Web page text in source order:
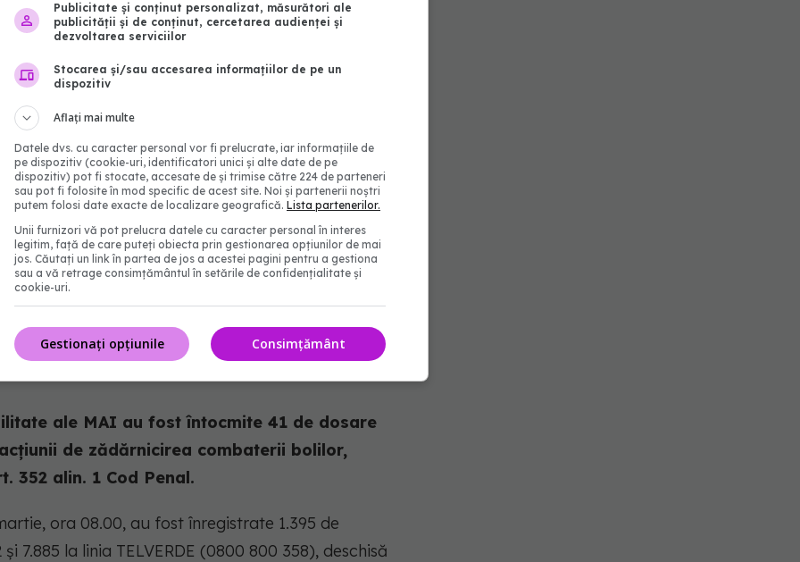
frontieră din aeroportul Cluj-Napoca, în baza
Direcția de Sănătate Publică a dispus
sa fie expediate în Italia și conțineau
menaj, 400 măști de unică folosință , 45 de
botoși protecție încălțăminte.
a întocmit actele de sesizare a organelor de
întrucât aceștia nu au respectat măsurile de
au fost aplicate sancțiuni contravenționale
ale MAI au fost întocmite 41 de dosare
de zădărnicirea combaterii bolilor,
352 alin. 1 Cod Penal.
ora 08.00, au fost înregistrate 1.395 de
7.885 la linia TELVERDE (0800 800 358), deschisă
Publicitate și conținut personalizat, măsurători ale
publicității și de conținut, cercetarea audienței și
dezvoltarea serviciilor
Stocarea și/sau accesarea informațiilor de pe un
dispozitiv
Aflați mai multe
Datele dvs. cu caracter personal vor fi prelucrate, iar informațiile de
pe dispozitiv (cookie-uri, identificatori unici și alte date de pe
dispozitiv) pot fi stocate, accesate de și trimise către 224 de parteneri
sau pot fi folosite în mod specific de acest site. Noi și partenerii noștri
putem folosi date exacte de localizare geografică. Lista partenerilor.
Unii furnizori vă pot prelucra datele cu caracter personal în interes
legitim, față de care puteți obiecta prin gestionarea opțiunilor de mai
jos. Căutați un link în partea de jos a acestei pagini pentru a gestiona
sau a vă retrage consimțământul în setările de confidențialitate și
cookie-uri.
Consimțământ
Gestionați opțiunile